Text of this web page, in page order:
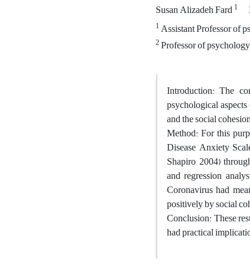
Susan Alizadeh Fard1
1Assistant Professor of
2Professor of
Introduction: The
psychological
and the social
Method: For this
Disease Anxiety
Shapiro, 2004)
and regression
Coronavirus had
positively by social
Conclusion: These
had practical